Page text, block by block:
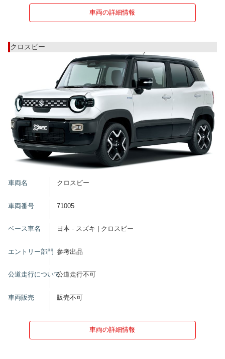
車両の詳細情報
クロスビー
車両名 クロスビー
車両番号 71005
ベース車名 日本 - スズキ | クロスビー
エントリー部門 参考出品
公道走行について公道走行不可
車両販売 販売不可
車両の詳細情報